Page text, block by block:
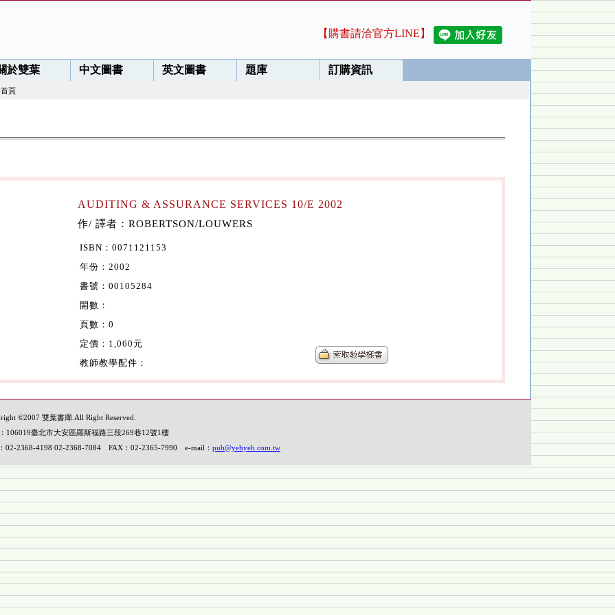
【購書請洽官方LINE】
於雙葉 中文圖書 英文圖書 題庫 訂購資訊
頁
AUDITING & ASSURANCE SERVICES 10/E 2002
作/ 譯者：ROBERTSON/LOUWERS
ISBN：0071121153
年份：2002
書號：00105284
開數：
頁數：0
定價：1,060元
教師教學配件：
©2007 雙葉書廊.All Right Reserved.
106019臺北市大安區羅斯福路三段269巷12號1樓
02-2368-4198 02-2368-7084 FAX：02-2365-7990 e-mail： pub@yehyeh.com.tw